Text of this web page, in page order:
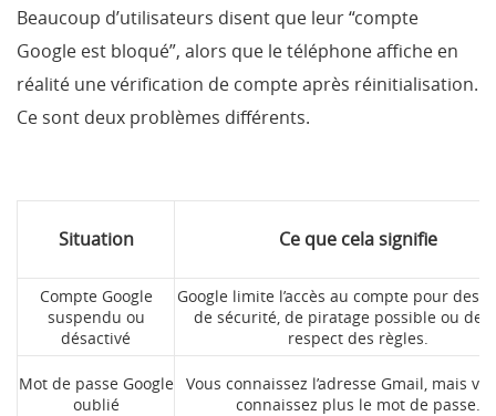
Beaucoup d’utilisateurs disent que leur “compte
Google est bloqué”, alors que le téléphone affiche en
réalité une vérification de compte après réinitialisation.
Ce sont deux problèmes différents.
Situation Ce que cela signifie
Compte Google
suspendu ou
désactivé
Google limite l’accès au compte pour des
de sécurité, de piratage possible ou de
respect des règles.
Mot de passe Google
oublié
Vous connaissez l’adresse Gmail, mais
connaissez plus le mot de passe.